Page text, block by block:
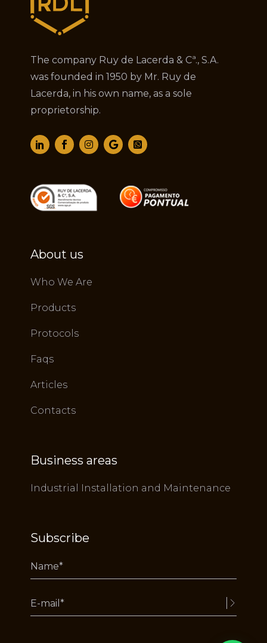
The company Ruy de Lacerda & Cª., S.A.
was founded in 1950 by Mr. Ruy de
Lacerda, in his own name, as a sole
proprietorship.
About us
Who We Are
Products
Protocols
Faqs
Articles
Contacts
Business areas
Industrial Installation and Maintenance
Subscribe